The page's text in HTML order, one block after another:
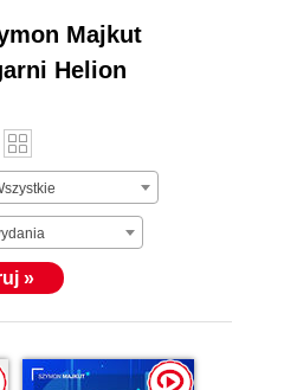
Majkut
Helion
»